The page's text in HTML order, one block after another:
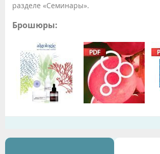
разделе «Семинары».
Брошюры: